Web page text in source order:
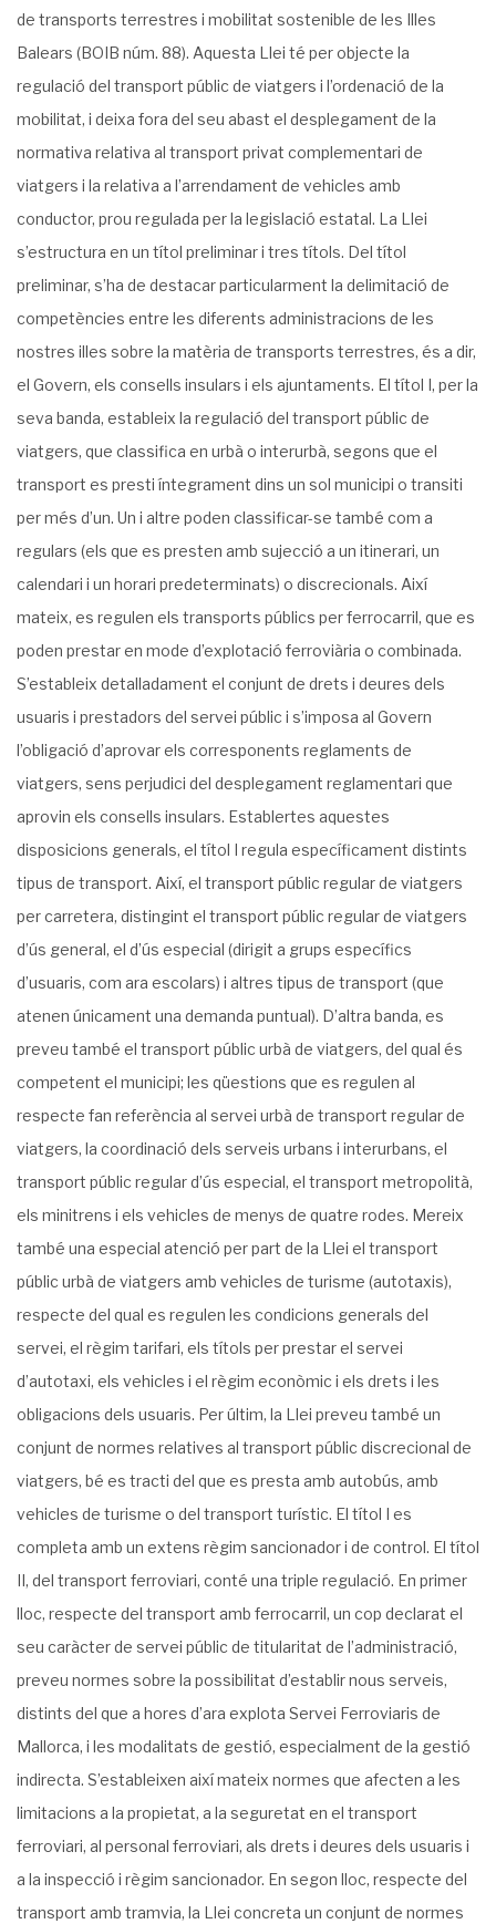
de transports terrestres i mobilitat sostenible de les Illes
Balears (BOIB núm. 88). Aquesta Llei té per objecte la
regulació del transport públic de viatgers i l’ordenació de la
mobilitat, i deixa fora del seu abast el desplegament de la
normativa relativa al transport privat complementari de
viatgers i la relativa a l’arrendament de vehicles amb
conductor, prou regulada per la legislació estatal. La Llei
s’estructura en un títol preliminar i tres títols. Del títol
preliminar, s’ha de destacar particularment la delimitació de
competències entre les diferents administracions de les
nostres illes sobre la matèria de transports terrestres, és a dir,
el Govern, els consells insulars i els ajuntaments. El títol I, per la
seva banda, estableix la regulació del transport públic de
viatgers, que classifica en urbà o interurbà, segons que el
transport es presti íntegrament dins un sol municipi o transiti
per més d’un. Un i altre poden classificar-se també com a
regulars (els que es presten amb sujecció a un itinerari, un
calendari i un horari predeterminats) o discrecionals. Així
mateix, es regulen els transports públics per ferrocarril, que es
poden prestar en mode d’explotació ferroviària o combinada.
S’estableix detalladament el conjunt de drets i deures dels
usuaris i prestadors del servei públic i s’imposa al Govern
l’obligació d’aprovar els corresponents reglaments de
viatgers, sens perjudici del desplegament reglamentari que
aprovin els consells insulars. Establertes aquestes
disposicions generals, el títol I regula específicament distints
tipus de transport. Així, el transport públic regular de viatgers
per carretera, distingint el transport públic regular de viatgers
d’ús general, el d’ús especial (dirigit a grups específics
d’usuaris, com ara escolars) i altres tipus de transport (que
atenen únicament una demanda puntual). D’altra banda, es
preveu també el transport públic urbà de viatgers, del qual és
competent el municipi; les qüestions que es regulen al
respecte fan referència al servei urbà de transport regular de
viatgers, la coordinació dels serveis urbans i interurbans, el
transport públic regular d’ús especial, el transport metropolità,
els minitrens i els vehicles de menys de quatre rodes. Mereix
també una especial atenció per part de la Llei el transport
públic urbà de viatgers amb vehicles de turisme (autotaxis),
respecte del qual es regulen les condicions generals del
servei, el règim tarifari, els títols per prestar el servei
d’autotaxi, els vehicles i el règim econòmic i els drets i les
obligacions dels usuaris. Per últim, la Llei preveu també un
conjunt de normes relatives al transport públic discrecional de
viatgers, bé es tracti del que es presta amb autobús, amb
vehicles de turisme o del transport turístic. El títol I es
completa amb un extens règim sancionador i de control. El títol
II, del transport ferroviari, conté una triple regulació. En primer
lloc, respecte del transport amb ferrocarril, un cop declarat el
seu caràcter de servei públic de titularitat de l’administració,
preveu normes sobre la possibilitat d’establir nous serveis,
distints del que a hores d’ara explota Servei Ferroviaris de
Mallorca, i les modalitats de gestió, especialment de la gestió
indirecta. S’estableixen així mateix normes que afecten a les
limitacions a la propietat, a la seguretat en el transport
ferroviari, al personal ferroviari, als drets i deures dels usuaris i
a la inspecció i règim sancionador. En segon lloc, respecte del
transport amb tramvia, la Llei concreta un conjunt de normes